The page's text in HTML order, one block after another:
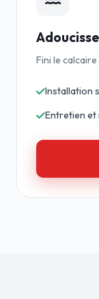
Fini le
Installation
Entretien